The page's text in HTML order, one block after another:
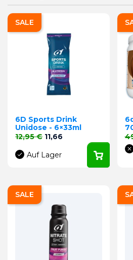
6D Sports Drink
Unidose - 6×33ml
Verkaufspreis
12,95 € Preis
11,66
Auf Lager
SALE
SALE